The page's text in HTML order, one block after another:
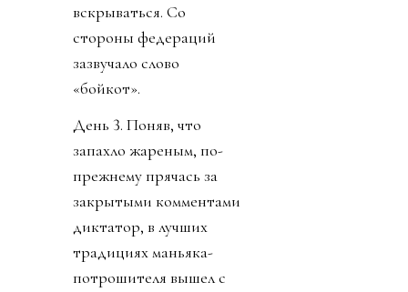
вскрываться. Со
стороны федераций
зазвучало слово
«бойкот».
День 3. Поняв, что
запахло жареным, по-
прежнему прячась за
закрытыми комментами
диктатор, в лучших
традициях маньяка-
потрошителя вышел с